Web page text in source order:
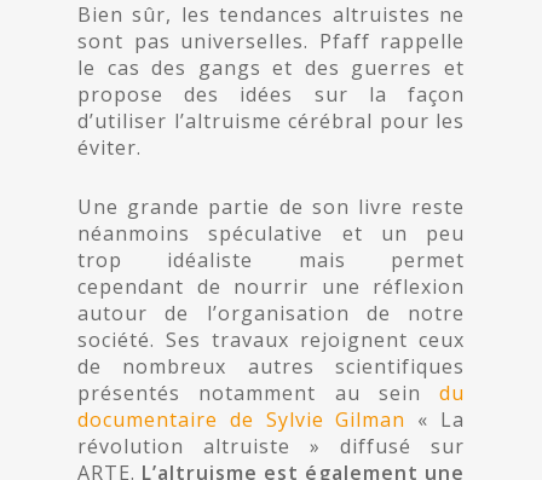
Bien sûr, les tendances altruistes ne
sont pas universelles. Pfaff rappelle
le cas des gangs et des guerres et
propose des idées sur la façon
d’utiliser l’altruisme cérébral pour les
éviter.
Une grande partie de son livre reste
néanmoins spéculative et un peu
trop idéaliste mais permet
cependant de nourrir une réflexion
autour de l’organisation de notre
société. Ses travaux rejoignent ceux
de nombreux autres scientifiques
présentés notamment au sein du
documentaire de Sylvie Gilman « La
révolution altruiste » diffusé sur
ARTE. L’altruisme est également une